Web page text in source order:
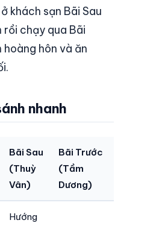
khách sạn Bãi Sau
chạy qua Bãi
hôn và ăn
nhanh
Bãi Sau
(Thuỳ
Vân)
Bãi Trước
(Tầm
Dương)
Hướng